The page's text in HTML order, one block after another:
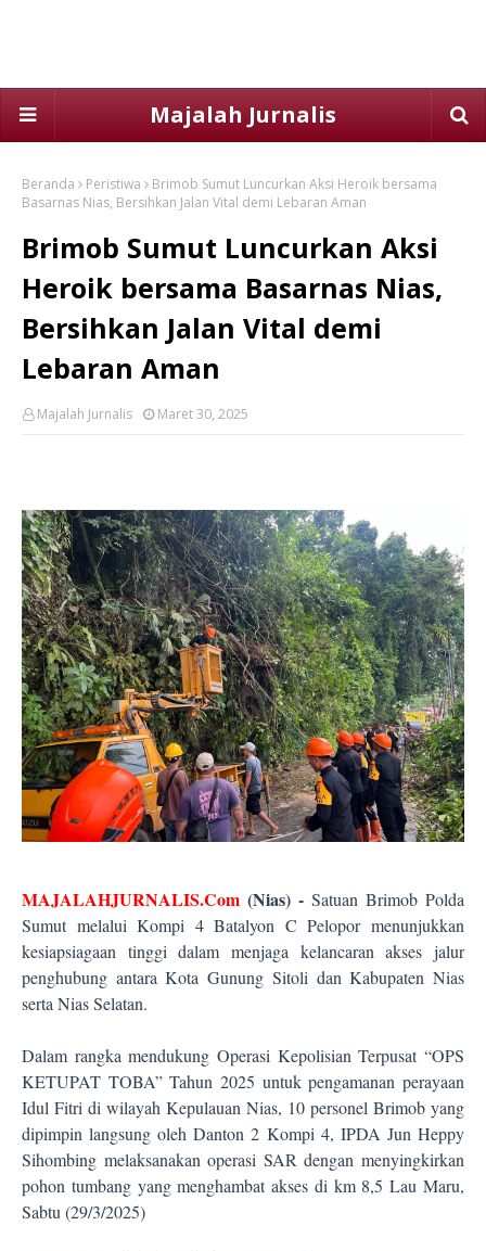
Majalah Jurnalis
Beranda Peristiwa
Brimob Sumut Luncurkan Aksi Heroik bersama
Basarnas Nias, Bersihkan Jalan Vital demi Lebaran Aman
Brimob Sumut Luncurkan Aksi
Heroik bersama Basarnas Nias,
Bersihkan Jalan Vital demi
Lebaran Aman
Majalah Jurnalis Maret 30, 2025
MAJALAHJURNALIS.Com (Nias) - Satuan Brimob Polda
Sumut melalui Kompi 4 Batalyon C Pelopor menunjukkan
kesiapsiagaan tinggi dalam menjaga kelancaran akses jalur
penghubung antara Kota Gunung Sitoli dan Kabupaten Nias
serta Nias Selatan.
Dalam rangka mendukung Operasi Kepolisian Terpusat “OPS
KETUPAT TOBA” Tahun 2025 untuk pengamanan perayaan
Idul Fitri di wilayah Kepulauan Nias, 10 personel Brimob yang
dipimpin langsung oleh Danton 2 Kompi 4, IPDA Jun Heppy
Sihombing melaksanakan operasi SAR dengan menyingkirkan
pohon tumbang yang menghambat akses di km 8,5 Lau Maru,
Sabtu (29/3/2025)